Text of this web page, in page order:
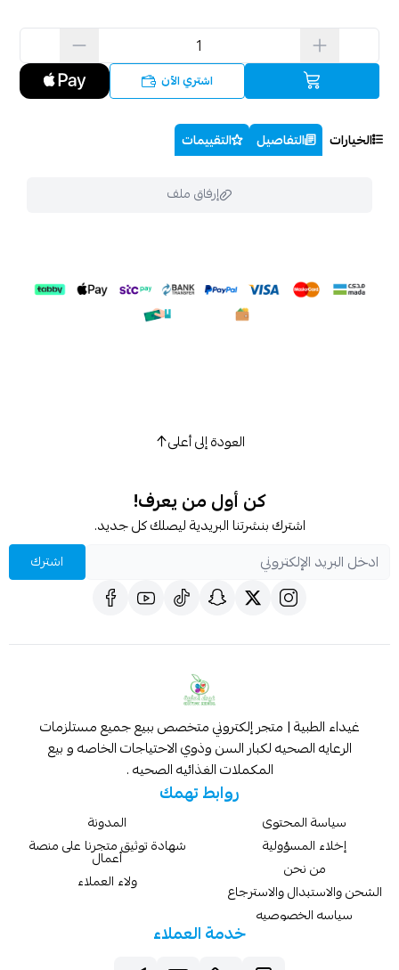
اشتري الآن
الخيارات التفاصيل التقييمات
إرفاق ملف
اسحب و افلت الملف هنا
العودة إلى أعلى
كن أول من يعرف!
اشترك بنشرتنا البريدية ليصلك كل جديد.
اشترك
غيداء الطبية | متجر إلكتروني متخصص ببيع جميع مستلزمات
الرعايه الصحيه لكبار السن وذوي الاحتياجات الخاصه و بيع
المكملات الغذائيه الصحيه .
روابط تهمك
سياسة المحتوى
إخلاء المسؤولية
من نحن
الشحن والاستبدال والاسترجاع
سياسه الخصوصيه
المدونة
شهادة توثيق متجرنا على منصة
أعمال
ولاء العملاء
خدمة العملاء